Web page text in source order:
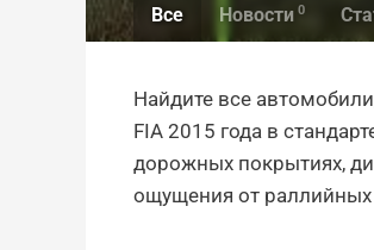
Все Новости 0
Найдите все
FIA 2015 года в
дорожных покрытиях,
ощущения от раллийных